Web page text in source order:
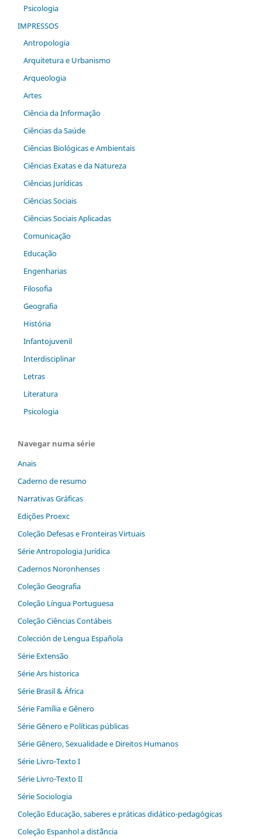
Psicologia
IMPRESSOS
Antropologia
Arquitetura e Urbanismo
Arqueologia
Artes
Ciência da Informação
Ciências da Saúde
Ciências Biológicas e Ambientais
Ciências Exatas e da Natureza
Ciências Jurídicas
Ciências Sociais
Ciências Sociais Aplicadas
Comunicação
Educação
Engenharias
Filosofia
Geografia
História
Infantojuvenil
Interdisciplinar
Letras
Literatura
Psicologia
Navegar numa série
Anais
Caderno de resumo
Narrativas Gráficas
Edições Proexc
Coleção Defesas e Fronteiras Virtuais
Série Antropologia Jurídica
Cadernos Noronhenses
Coleção Geografia
Coleção Língua Portuguesa
Coleção Ciências Contábeis
Colección de Lengua Española
Série Extensão
Série Ars historica
Série Brasil & África
Série Família e Gênero
Série Gênero e Políticas públicas
Série Gênero, Sexualidade e Direitos Humanos
Série Livro-Texto I
Série Livro-Texto II
Série Sociologia
Coleção Educação, saberes e práticas didático-pedagógicas
Coleção Espanhol a distˆância